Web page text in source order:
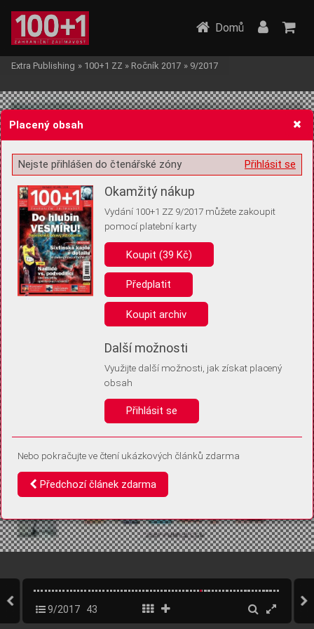
Žádost o souhlas s ukládáním volitelných informací
Pro základní fungování webu nepotřebujeme ukládat žádné informace
(tzv. cookies apod.). Rádi bychom vás ale požádali o souhlas s
uložením volitelných informací:
Anonymní unikátní ID
Díky němu příště poznáme, že se jedná o stejné zařízení, a
Identifikátor je zcela anonymní.
Vaše souhlasy a odmítnutí si ukládáme do vašeho zařízení, abychom se
vás už příště znovu neptali. Můžete je kdykoli později upravit ve Správě
Domů
Extra Publishing » 100+1 ZZ » Ročník 2017 » 9/2017
9/2017 43
Placený obsah
Přihlásit se
Nejste přihlášen do čtenářské zóny
Okamžitý nákup
Vydání 100+1 ZZ 9/2017 můžete zakoupit
pomocí platební karty
Koupit (39 Kč)
Předplatit
Koupit archiv
Další možnosti
Využijte další možnosti, jak získat placený
obsah
Přihlásit se
Nebo pokračujte ve čtení ukázkových článků zdarma
Předchozí článek zdarma